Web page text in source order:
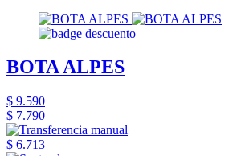
BOTA ALPES
$ 9.590
$ 7.790
$ 6.713